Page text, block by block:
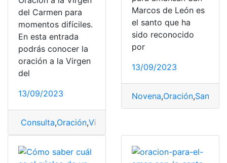
del Carmen para
momentos difíciles.
En esta entrada
podrás conocer la
oración a la Virgen
del
13/09/2023
Consulta,Oración,Virgen
Marcos de León es
el santo que ha
sido reconocido
por
13/09/2023
Novena,Oración,Santo